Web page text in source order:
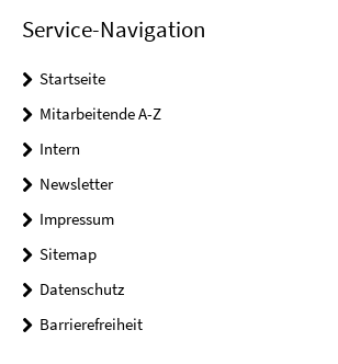
Service-Navigation
Startseite
Mitarbeitende A-Z
Intern
Newsletter
Impressum
Sitemap
Datenschutz
Barrierefreiheit